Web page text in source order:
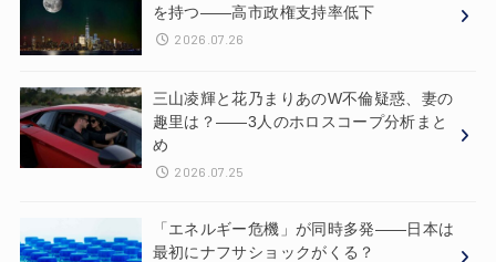
を持つ——高市政権支持率低下
2026.07.26
三山凌輝と花乃まりあのW不倫疑惑、妻の
趣里は？——3人のホロスコープ分析まと
め
2026.07.25
「エネルギー危機」が同時多発——日本は
最初にナフサショックがくる？